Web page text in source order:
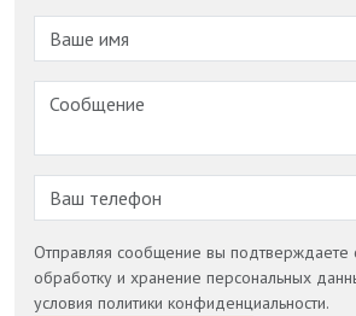
Отправляя сообщение вы подтверждаете
обработку и хранение персональных
условия политики конфиденциальности.